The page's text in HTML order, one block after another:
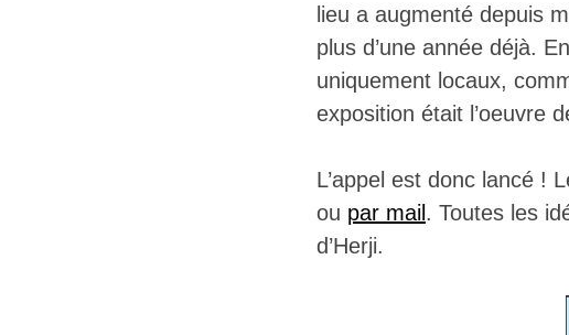
lieu a augmenté depuis
plus d’une année déjà.
uniquement locaux,
exposition était l’oeuvre
L’appel est donc lancé !
ou par mail. Toutes les
d’Herji.